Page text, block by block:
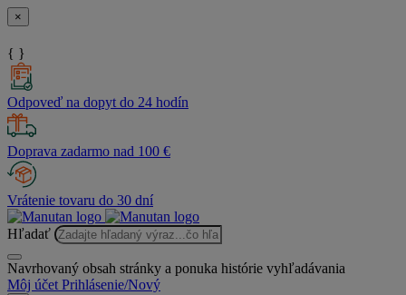
×
{ }
Odpoveď na dopyt do 24 hodín
Doprava zadarmo nad 100 €
Vrátenie tovaru do 30 dní
Hľadať
Navrhovaný obsah stránky a ponuka histórie vyhľadávania
Môj účet Prihlásenie/Nový